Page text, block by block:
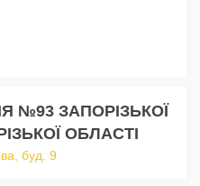
№93 ЗАПОРІЗЬКОЇ
ОБЛАСТІ
буд. 9